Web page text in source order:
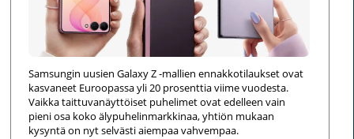
Samsungin uusien Galaxy Z -mallien ennakkotilaukset ovat
kasvaneet Euroopassa yli 20 prosenttia viime vuodesta.
Vaikka taittuvanäyttöiset puhelimet ovat edelleen vain
pieni osa koko älypuhelinmarkkinaa, yhtiön mukaan
kysyntä on nyt selvästi aiempaa vahvempaa.